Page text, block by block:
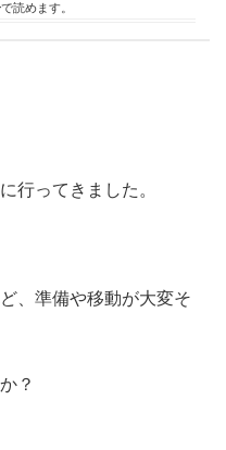
で読めます。
行ってきました。
、準備や移動が大変そ
？